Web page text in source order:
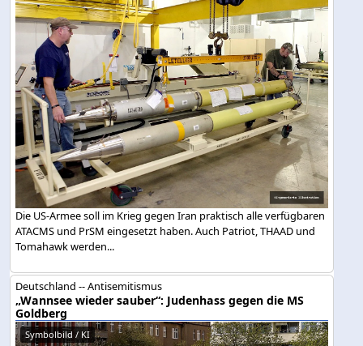
Die US-Armee soll im Krieg gegen Iran praktisch alle verfügbaren
ATACMS und PrSM eingesetzt haben. Auch Patriot, THAAD und
Tomahawk werden...
Deutschland -- Antisemitismus
„Wannsee wieder sauber“: Judenhass gegen die MS
Goldberg
Symbolbild / KI